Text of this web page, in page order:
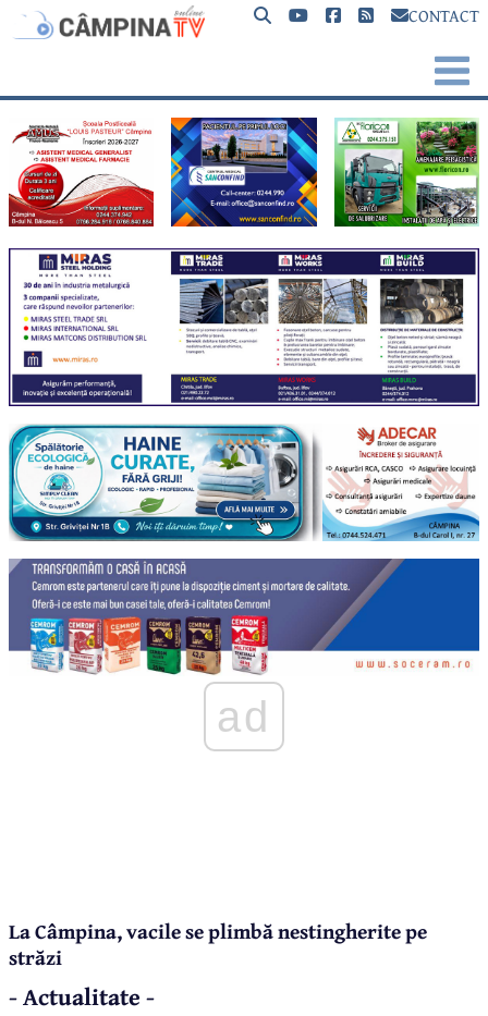
CONTACT
ad
La Câmpina, vacile se plimbă nestingherite pe
străzi
- Actualitate -